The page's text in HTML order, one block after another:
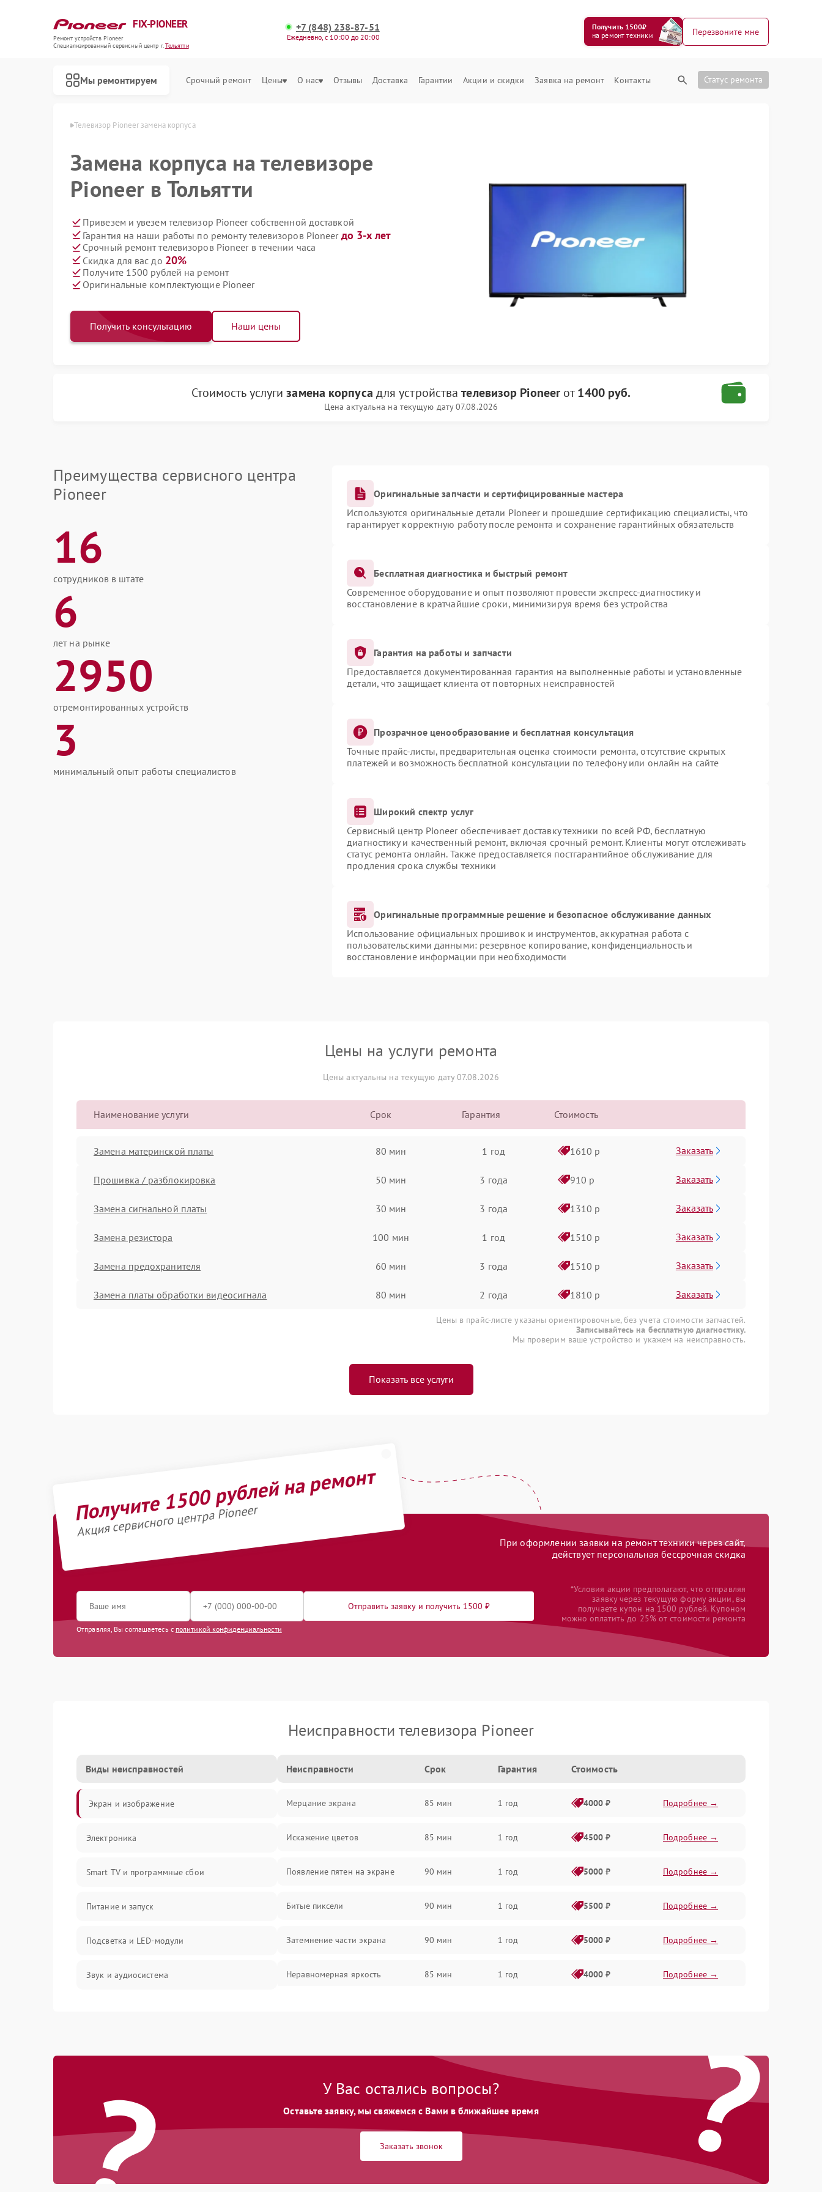
FIX-PIONEER
Ремонт устройств Pioneer
Специализированный cервисный центр г.Тольятти
+7 (848) 238-87-51
Ежедневно, с 10:00 до 20:00
Получить 1500₽
на ремонт техники
Перезвоните мне
Мы ремонтируем Срочный ремонт Цены О нас Отзывы Доставка Гарантии Акции и скидки Заявка на ремонт Контакты Статус ремонта
Pioneer в Тольятти Телевизор Pioneer замена корпуса
Замена корпуса на телевизоре
Pioneer в Тольятти
Привезем и увезем телевизор Pioneer собственной доставкой
Гарантия на наши работы по ремонту телевизоров Pioneer до 3-х лет
Срочный ремонт телевизоров Pioneer в течении часа
Скидка для вас до 20%
Получите 1500 рублей на ремонт
Оригинальные комплектующие Pioneer
Получить консультацию Наши цены
Стоимость услугизамена корпуса для устройствателевизор Pioneer от1400 руб.
Цена актуальна на текущую дату 07.08.2026
Преимущества сервисного центра
Pioneer
16
сотрудников в штате
6
лет на рынке
2950
отремонтированных устройств
3
минимальный опыт работы специалистов
Оригинальные запчасти и сертифицированные мастера
Используются оригинальные детали Pioneer и прошедшие сертификацию специалисты, что
гарантирует корректную работу после ремонта и сохранение гарантийных обязательств
Бесплатная диагностика и быстрый ремонт
Современное оборудование и опыт позволяют провести экспресс-диагностику и
восстановление в кратчайшие сроки, минимизируя время без устройства
Гарантия на работы и запчасти
Предоставляется документированная гарантия на выполненные работы и установленные
детали, что защищает клиента от повторных неисправностей
Прозрачное ценообразование и бесплатная консультация
Точные прайс-листы, предварительная оценка стоимости ремонта, отсутствие скрытых
платежей и возможность бесплатной консультации по телефону или онлайн на сайте
Широкий спектр услуг
Сервисный центр Pioneer обеспечивает доставку техники по всей РФ, бесплатную
диагностику и качественный ремонт, включая срочный ремонт. Клиенты могут отслеживать
статус ремонта онлайн. Также предоставляется постгарантийное обслуживание для
продления срока службы техники
Оригинальные программные решение и безопасное обслуживание данных
Использование официальных прошивок и инструментов, аккуратная работа с
пользовательскими данными: резервное копирование, конфиденциальность и
восстановление информации при необходимости
Цены на услуги ремонта
Цены актуальны на текущую дату 07.08.2026
Наименование услуги Срок Гарантия Стоимость
Замена материнской платы 80 мин 1 год 1610 р Заказать
Прошивка / разблокировка 50 мин 3 года 910 р Заказать
Замена сигнальной платы 30 мин 3 года 1310 р Заказать
Замена резистора 100 мин 1 год 1510 р Заказать
Замена предохранителя 60 мин 3 года 1510 р Заказать
Замена платы обработки видеосигнала 80 мин 2 года 1810 р Заказать
Цены в прайс-листе указаны ориентировочные, без учета стоимости запчастей.
Записывайтесь на бесплатную диагностику.
Мы проверим ваше устройство и укажем на неисправность.
Показать все услуги
Получите 1500 рублей на ремонт
Акция сервисного центра Pioneer
При оформлении заявки на ремонт техники через сайт,
действует персональная бессрочная скидка
Отправить заявку и получить 1500 ₽
Отправляя, Вы соглашаетесь с политикой конфиденциальности
*Условия акции предполагают, что отправляя
заявку через текущую форму акции, вы
получаете купон на 1500 рублей. Купоном
можно оплатить до 25% от стоимости ремонта
Неисправности телевизора Pioneer
Виды неисправностей
Экран и изображение
Электроника
Smart TV и программные сбои
Питание и запуск
Подсветка и LED-модули
Звук и аудиосистема
Программное обеспечение
Корпус и механика
Пульт и управление
Неисправности Срок Гарантия Стоимость
Мерцание экрана 85 мин 1 год 4000 ₽ Подробнее →
Искажение цветов 85 мин 1 год 4500 ₽ Подробнее →
Появление пятен на экране 90 мин 1 год 5000 ₽ Подробнее →
Битые пиксели 90 мин 1 год 5500 ₽ Подробнее →
Затемнение части экрана 90 мин 1 год 5000 ₽ Подробнее →
Неравномерная яркость 85 мин 1 год 4000 ₽ Подробнее →
? ?
У Вас остались вопросы?
Оставьте заявку, мы свяжемся с Вами в ближайшее время
Заказать звонок